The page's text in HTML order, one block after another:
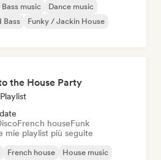
Bass music
Dance music
Bass
Funky / Jackin House
the House Party
French houseFunk
mie playlist più seguite
French house
House music